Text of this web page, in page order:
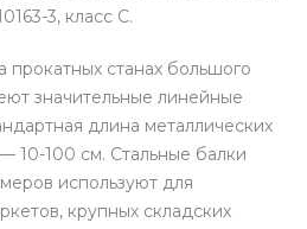
3, класс С.
прокатных станах большого
значительные линейные
длина металлических
10-100 см. Стальные балки
используют для
крупных складских